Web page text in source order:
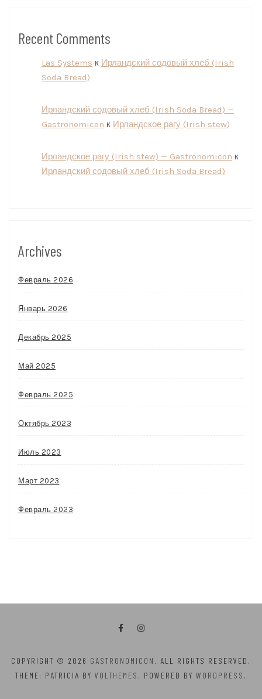
Recent Comments
Las Systems к Ирландский содовый хлеб (Irish
Soda Bread)
Ирландский содовый хлеб (Irish Soda Bread) —
Gastronomicon к Ирландское рагу (Irish stew)
Ирландское рагу (Irish stew) — Gastronomicon к
Ирландский содовый хлеб (Irish Soda Bread)
Archives
Февраль 2026
Январь 2026
Декабрь 2025
Май 2025
Февраль 2025
Октябрь 2023
Июль 2023
Март 2023
Февраль 2023
COPYRIGHT © 2026 GASTRONOMICON . ALL RIGHTS RESERVED.
THEME: PATRICIA BY VOLTHEMES . POWERED BY WORDPRESS .